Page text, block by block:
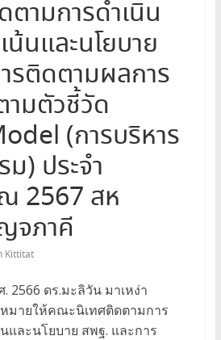
ตามการดำเนิน
นและนโยบาย
รติดตามผลการ
ามตัวชี้วัด
(การบริหาร
) ประจำ
2567 สห
จภาคี
Kittitat
2566 ดร.มะลิวัน มาเหง่า
มายให้คณะนิเทศติดตามการ
และนโยบาย สพฐ. และการ